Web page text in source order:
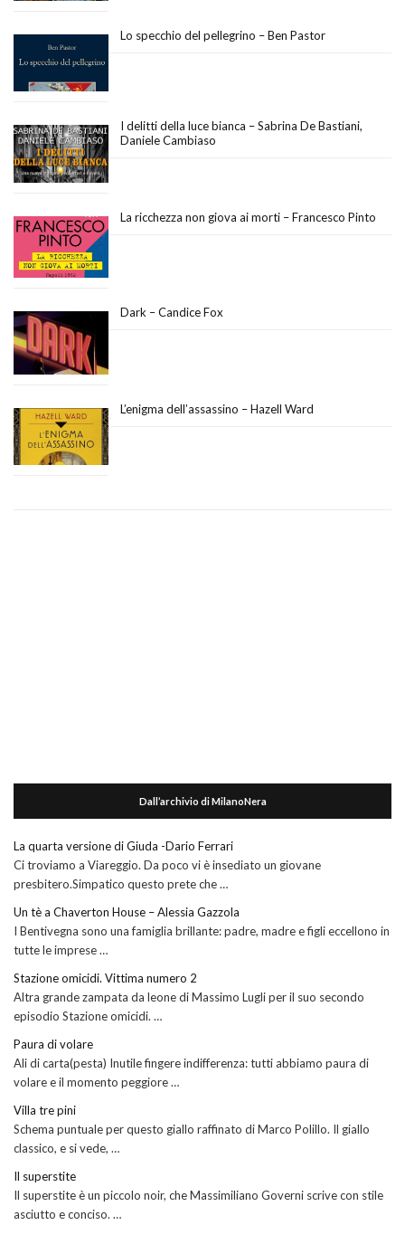
Lo specchio del pellegrino – Ben Pastor
I delitti della luce bianca – Sabrina De Bastiani,
Daniele Cambiaso
La ricchezza non giova ai morti – Francesco Pinto
Dark – Candice Fox
L’enigma dell’assassino – Hazell Ward
Dall’archivio di MilanoNera
La quarta versione di Giuda -Dario Ferrari
Ci troviamo a Viareggio. Da poco vi è insediato un giovane
presbitero.Simpatico questo prete che …
Un tè a Chaverton House – Alessia Gazzola
I Bentivegna sono una famiglia brillante: padre, madre e figli eccellono in
tutte le imprese …
Stazione omicidi. Vittima numero 2
Altra grande zampata da leone di Massimo Lugli per il suo secondo
episodio Stazione omicidi. …
Paura di volare
Ali di carta(pesta) Inutile fingere indifferenza: tutti abbiamo paura di
volare e il momento peggiore …
Villa tre pini
Schema puntuale per questo giallo raffinato di Marco Polillo. Il giallo
classico, e si vede, …
Il superstite
Il superstite è un piccolo noir, che Massimiliano Governi scrive con stile
asciutto e conciso. …